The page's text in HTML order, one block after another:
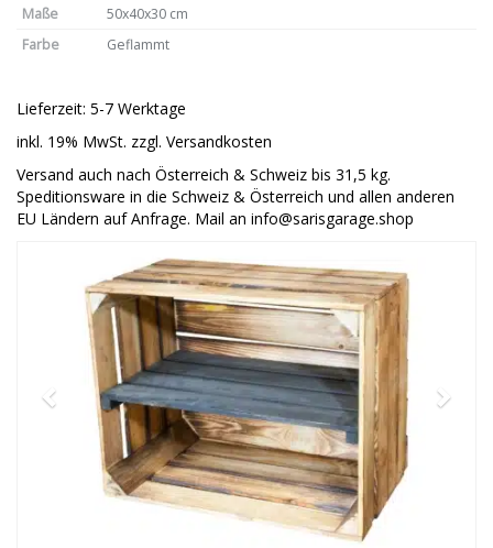
Maße
50x40x30 cm
Farbe
Geflammt
Lieferzeit: 5-7 Werktage
inkl. 19% MwSt. zzgl. Versandkosten
Versand auch nach Österreich & Schweiz bis 31,5 kg.
Speditionsware in die Schweiz & Österreich und allen anderen
EU Ländern auf Anfrage. Mail an info@sarisgarage.shop